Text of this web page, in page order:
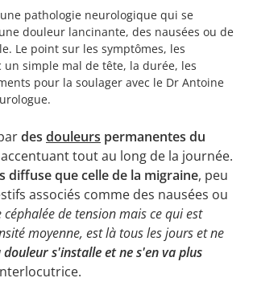
pathologie neurologique qui se
douleur lancinante, des nausées ou de
Le point sur les symptômes, les
un simple mal de tête, la durée, les
pour la soulager avec le Dr Antoine
des douleurs permanentes du
tout au long de la journée.
diffuse que celle de la migraine, peu
associés comme des nausées ou
de tension maisce qui est
moyenne, est là tous les jours et ne
douleur s'installe et ne s'en va plus